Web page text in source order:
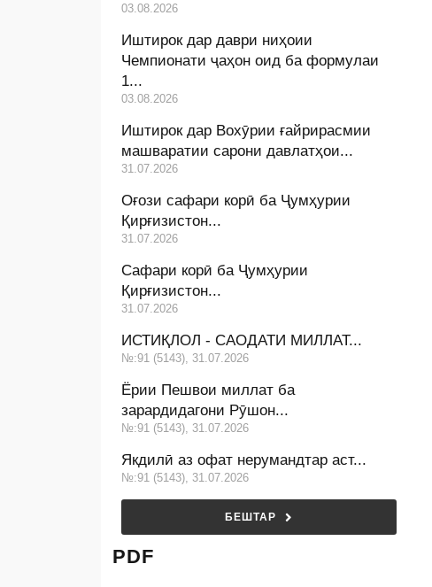
03.08.2026
Иштирок дар даври ниҳоии
Чемпионати ҷаҳон оид ба формулаи
1...
03.08.2026
Иштирок дар Вохӯрии ғайрирасмии
машваратии сарони давлатҳои...
31.07.2026
Оғози сафари корӣ ба Ҷумҳурии
Қирғизистон...
31.07.2026
Сафари корӣ ба Ҷумҳурии
Қирғизистон...
31.07.2026
ИСТИҚЛОЛ - САОДАТИ МИЛЛАТ...
№:91 (5143), 31.07.2026
Ёрии Пешвои миллат ба
зарардидагони Рӯшон...
№:91 (5143), 31.07.2026
Якдилӣ аз офат нерумандтар аст...
№:91 (5143), 31.07.2026
БЕШТАР
PDF